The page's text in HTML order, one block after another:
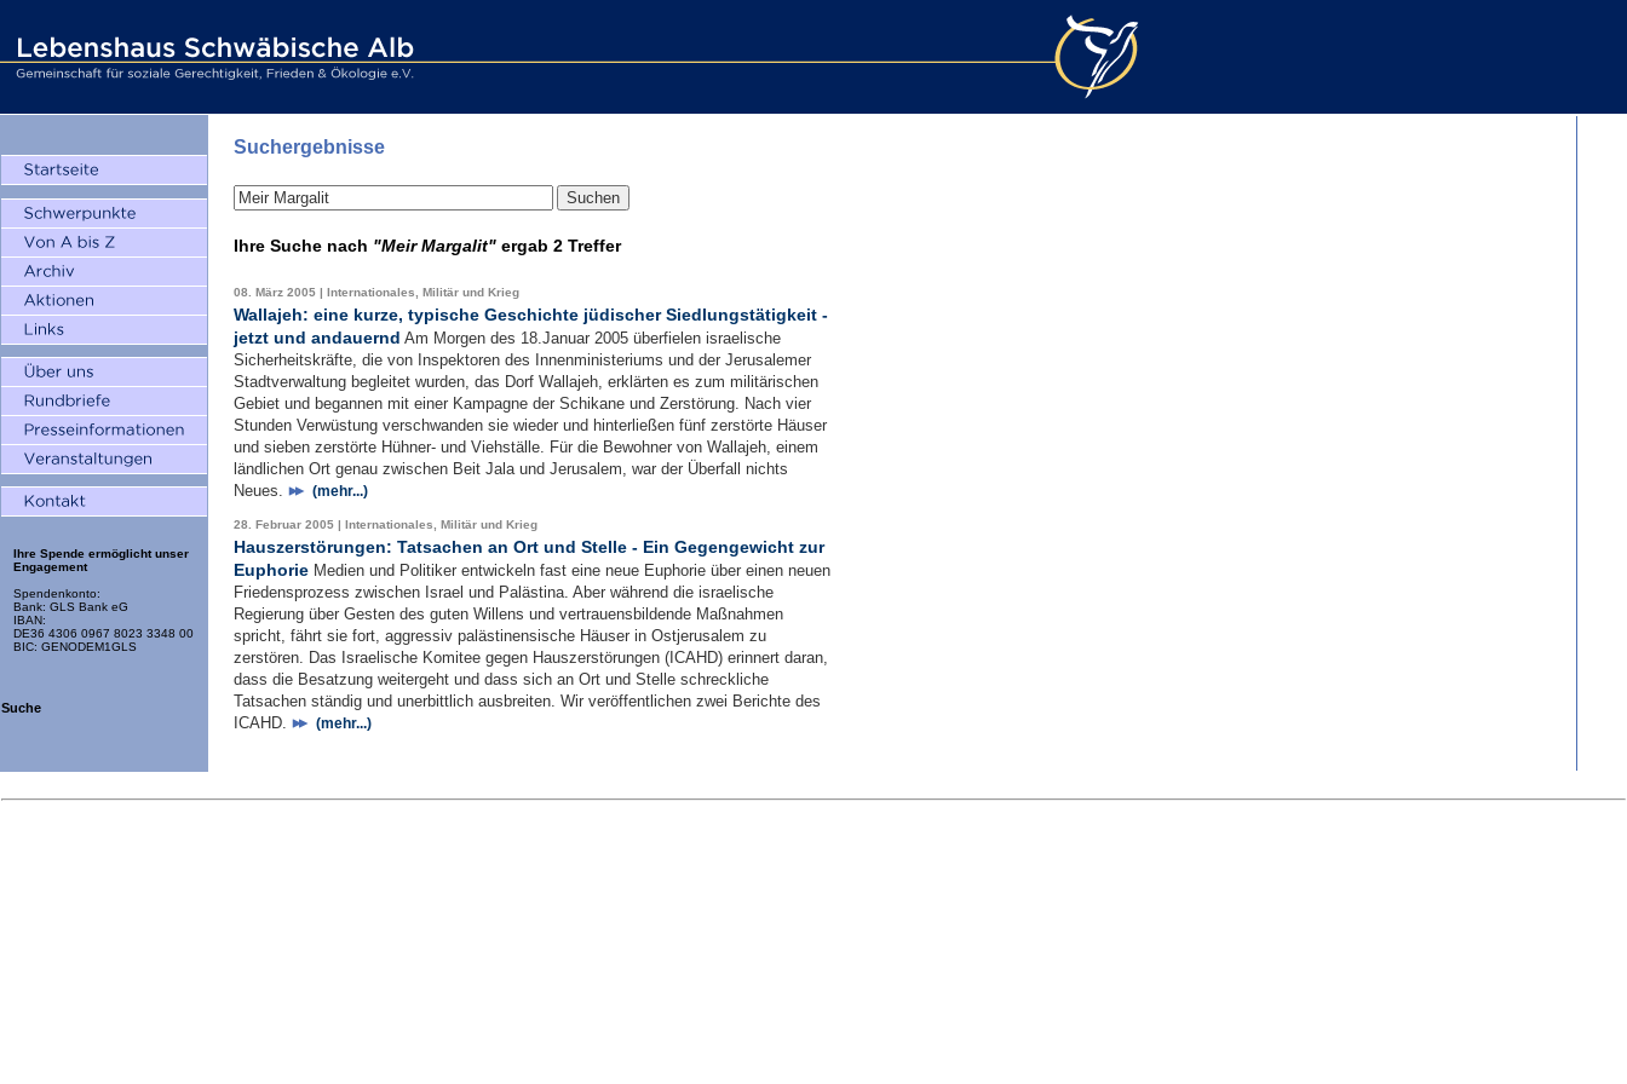
Ihre Spende ermöglicht unser
Engagement
Spendenkonto:
Bank: GLS Bank eG
IBAN:
DE36 4306 0967 8023 3348 00
BIC: GENODEM1GLS
Suche
Suchergebnisse
Ihre Suche nach "Meir Margalit" ergab 2 Treffer
08. März 2005 | Internationales, Militär und Krieg
Wallajeh: eine kurze, typische Geschichte jüdischer Siedlungstätigkeit -
jetzt und andauernd Am Morgen des 18.Januar 2005 überfielen israelische
Sicherheitskräfte, die von Inspektoren des Innenministeriums und der Jerusalemer
Stadtverwaltung begleitet wurden, das Dorf Wallajeh, erklärten es zum militärischen
Gebiet und begannen mit einer Kampagne der Schikane und Zerstörung. Nach vier
Stunden Verwüstung verschwanden sie wieder und hinterließen fünf zerstörte Häuser
und sieben zerstörte Hühner- und Viehställe. Für die Bewohner von Wallajeh, einem
ländlichen Ort genau zwischen Beit Jala und Jerusalem, war der Überfall nichts
Neues.
(mehr...)
28. Februar 2005 | Internationales, Militär und Krieg
Hauszerstörungen: Tatsachen an Ort und Stelle - Ein Gegengewicht zur
Euphorie Medien und Politiker entwickeln fast eine neue Euphorie über einen neuen
Friedensprozess zwischen Israel und Palästina. Aber während die israelische
Regierung über Gesten des guten Willens und vertrauensbildende Maßnahmen
spricht, fährt sie fort, aggressiv palästinensische Häuser in Ostjerusalem zu
zerstören. Das Israelische Komitee gegen Hauszerstörungen (ICAHD) erinnert daran,
dass die Besatzung weitergeht und dass sich an Ort und Stelle schreckliche
Tatsachen ständig und unerbittlich ausbreiten. Wir veröffentlichen zwei Berichte des
ICAHD.
(mehr...)